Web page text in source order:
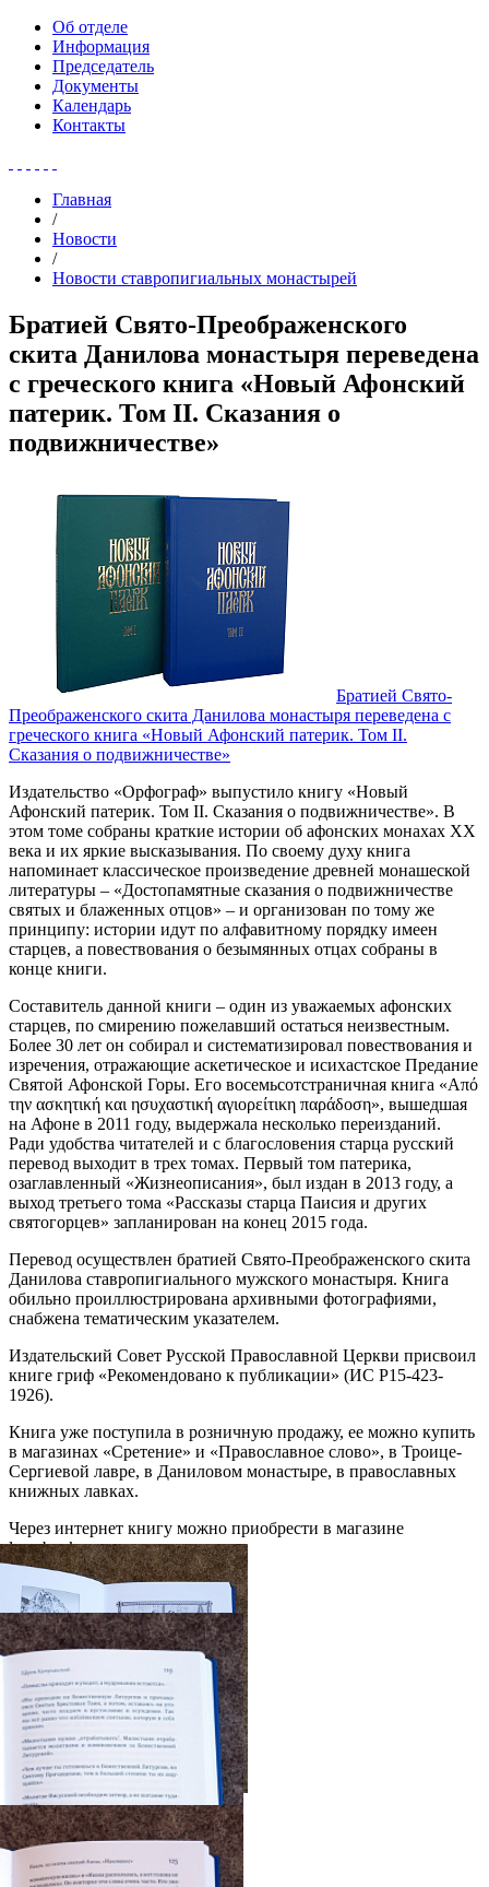
Об отделе
Информация
Председатель
Документы
Календарь
Контакты
Главная
/
Новости
/
Новости ставропигиальных монастырей
Братией Свято-Преображенского
скита Данилова монастыря переведена
с греческого книга «Новый Афонский
патерик. Том II. Сказания о
подвижничестве»
Братией Свято-
Преображенского скита Данилова монастыря переведена с
греческого книга «Новый Афонский патерик. Том II.
Сказания о подвижничестве»
Издательство «Орфограф» выпустило книгу «Новый
Афонский патерик. Том II. Сказания о подвижничестве». В
этом томе собраны краткие истории об афонских монахах XX
века и их яркие высказывания. По своему духу книга
напоминает классическое произведение древней монашеской
литературы – «Достопамятные сказания о подвижничестве
святых и блаженных отцов» – и организован по тому же
принципу: истории идут по алфавитному порядку имеен
старцев, а повествования о безымянных отцах собраны в
конце книги.
Составитель данной книги – один из уважаемых афонских
старцев, по смирению пожелавший остаться неизвестным.
Более 30 лет он собирал и систематизировал повествования и
изречения, отражающие аскетическое и исихастское Предание
Святой Афонской Горы. Его восемьсотстраничная книга «Από
την ασκητική και ησυχαστική αγιορείτικη παράδοση», вышедшая
на Афоне в 2011 году, выдержала несколько переизданий.
Ради удобства читателей и с благословения старца русский
перевод выходит в трех томах. Первый том патерика,
озаглавленный «Жизнеописания», был издан в 2013 году, а
выход третьего тома «Рассказы старца Паисия и других
святогорцев» запланирован на конец 2015 года.
Перевод осуществлен братией Свято-Преображенского скита
Данилова ставропигиального мужского монастыря. Книга
обильно проиллюстрирована архивными фотографиями,
снабжена тематическим указателем.
Издательский Совет Русской Православной Церкви присвоил
книге гриф «Рекомендовано к публикации» (ИС Р15-423-
1926).
Книга уже поступила в розничную продажу, ее можно купить
в магазинах «Сретение» и «Православное слово», в Троице-
Сергиевой лавре, в Даниловом монастыре, в православных
книжных лавках.
Через интернет книгу можно приобрести в магазине
lavrabook.ru.
Распечатать
Фото